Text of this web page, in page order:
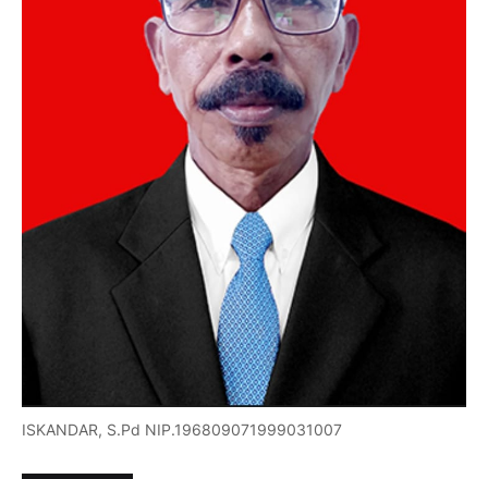
ISKANDAR, S.Pd NIP.196809071999031007